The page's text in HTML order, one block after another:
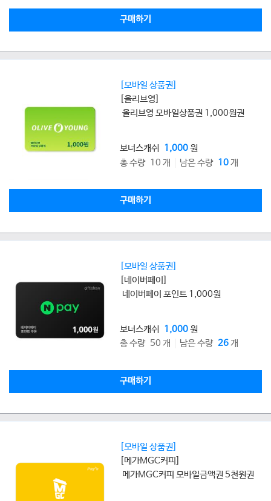
구매하기
[모바일 상품권]
[올리브영]
올리브영 모바일상품권 1,000원권
보너스캐쉬 1,000원
총 수량 10 개
남은 수량 10개
구매하기
[모바일 상품권]
[네이버페이]
네이버페이 포인트 1,000원
보너스캐쉬 1,000원
총 수량 50 개
남은 수량 26개
구매하기
[모바일 상품권]
[메가MGC커피]
메가MGC커피 모바일금액권 5천원권